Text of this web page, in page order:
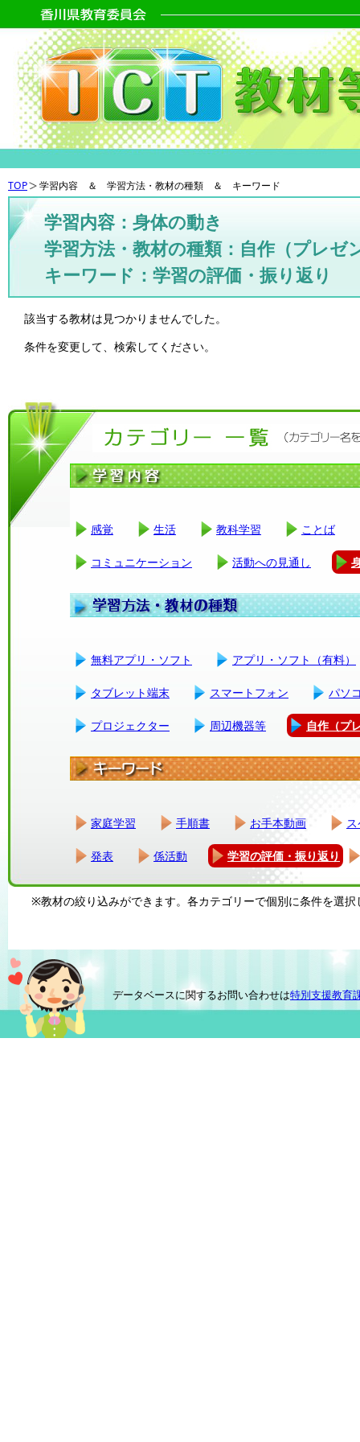
TOP 学習内容 ＆ 学習方法・教材の種類 ＆ キーワード
学習内容：身体の動き
学習方法・教材の種類：自作（プレ
キーワード：学習の評価・振り返り
該当する教材は見つかりませんでした。
条件を変更して、検索してください。
感覚 生活 教科学習 ことば
コミュニケーション 活動への見通し
無料アプリ・ソフト アプリ・ソフト（有料）
タブレット端末 スマートフォン パソ
プロジェクター 周辺機器等 自作（プ
家庭学習 手順書 お手本動画
発表 係活動 学習の評価・振り返り
※教材の絞り込みができます。各カテゴリーで個別に条件を選択
データベースに関するお問い合わせは特別支援教育